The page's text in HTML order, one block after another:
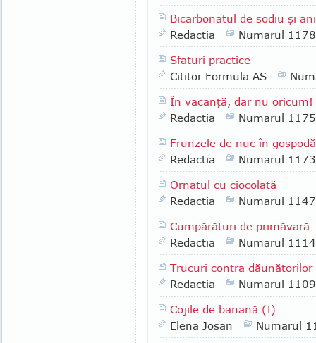
Bicarbonatul de sodiu şi
Redactia
Numarul 1178
Sfaturi practice
Cititor Formula AS
În vacanţă, dar nu oricum!
Redactia
Numarul 1175
Frunzele de nuc în
Redactia
Numarul 1173
Ornatul cu ciocolată
Redactia
Numarul 1147
Cumpărături de primăvară
Redactia
Numarul 1114
Trucuri contra
Redactia
Numarul 1109
Cojile de banană (I)
Elena Josan
Numarul